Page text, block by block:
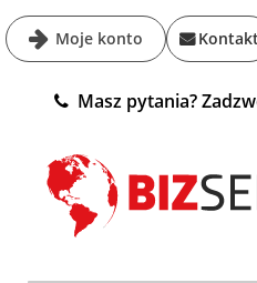
Moje konto Kontakt
Masz pytania?